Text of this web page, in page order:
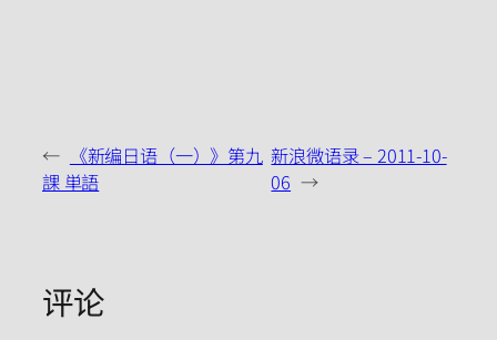
←
《新编日语（一）》第九
課 単語
新浪微语录 – 2011-10-
06 →
评论